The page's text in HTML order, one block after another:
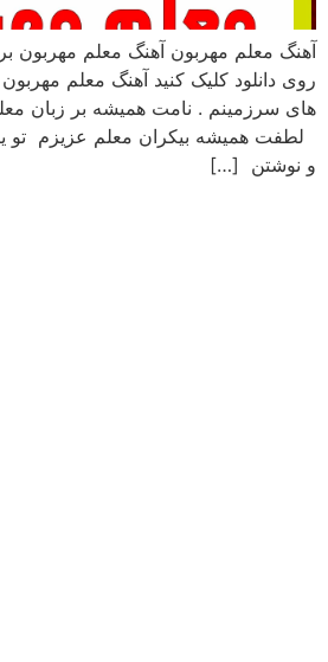
آهنگ معلم مهربون آهنگ معلم مهربون
روی دانلود کلیک کنید آهنگ معلم
های سرزمینم . نامت همیشه بر
لطفت همیشه بیکران معلم عزیزم تو
و نوشتن […]